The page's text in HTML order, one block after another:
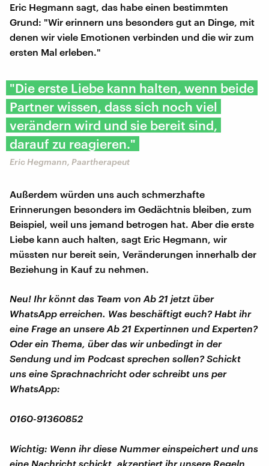
Eric Hegmann sagt, das habe einen bestimmten
Grund: "Wir erinnern uns besonders gut an Dinge, mit
denen wir viele Emotionen verbinden und die wir zum
ersten Mal erleben."
"Die erste Liebe kann halten, wenn beide
Partner wissen, dass sich noch viel
verändern wird und sie bereit sind,
darauf zu reagieren."
Eric Hegmann, Paartherapeut
Außerdem würden uns auch schmerzhafte
Erinnerungen besonders im Gedächtnis bleiben, zum
Beispiel, weil uns jemand betrogen hat. Aber die erste
Liebe kann auch halten, sagt Eric Hegmann, wir
müssten nur bereit sein, Veränderungen innerhalb der
Beziehung in Kauf zu nehmen.
Neu! Ihr könnt das Team von Ab 21 jetzt über
WhatsApp erreichen. Was beschäftigt euch? Habt ihr
eine Frage an unsere Ab 21 Expertinnen und Experten?
Oder ein Thema, über das wir unbedingt in der
Sendung und im Podcast sprechen sollen? Schickt
uns eine Sprachnachricht oder schreibt uns per
WhatsApp:
0160-91360852
Wichtig: Wenn ihr diese Nummer einspeichert und uns
eine Nachricht schickt, akzeptiert ihr unsere Regeln